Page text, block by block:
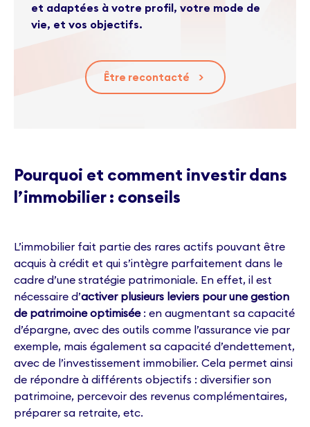
et adaptées à votre profil, votre mode de
vie, et vos objectifs.
Être recontacté >
Pourquoi et comment investir dans
l’immobilier : conseils
L’immobilier fait partie des rares actifs pouvant être
acquis à crédit et qui s’intègre parfaitement dans le
cadre d’une stratégie patrimoniale. En effet, il est
nécessaire d’activer plusieurs leviers pour une gestion
de patrimoine optimisée: en augmentant sa capacité
d’épargne, avec des outils comme l’assurance vie par
exemple, mais également sa capacité d’endettement,
avec de l’investissement immobilier. Cela permet ainsi
de répondre à différents objectifs : diversifier son
patrimoine, percevoir des revenus complémentaires,
préparer sa retraite, etc.